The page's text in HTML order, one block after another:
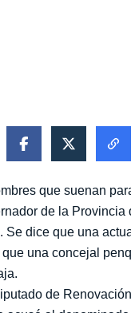
que suenan
de la
Contreras. Se
asumir el
también correría
de